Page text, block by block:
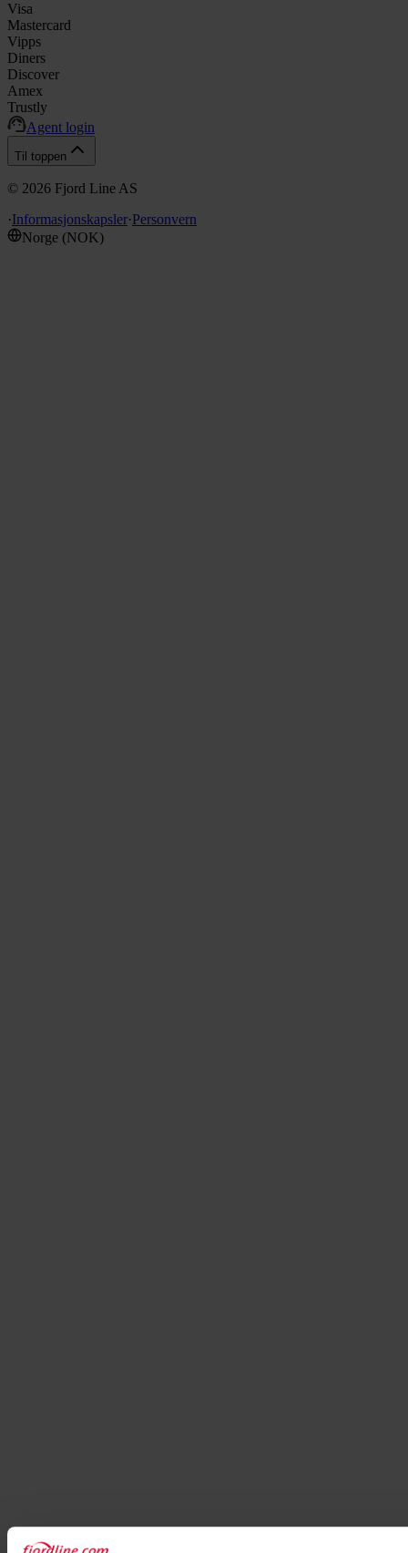
Visa
Mastercard
Vipps
Diners
Discover
Amex
Trustly
Agent login
Til toppen
© 2026 Fjord Line AS
·Informasjonskapsler·Personvern
Norge (NOK)